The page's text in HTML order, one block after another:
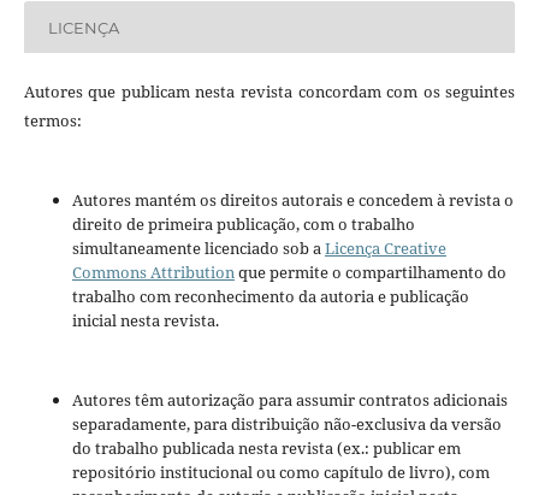
LICENÇA
Autores que publicam nesta revista concordam com os seguintes
termos:
Autores mantém os direitos autorais e concedem à revista o
direito de primeira publicação, com o trabalho
simultaneamente licenciado sob aLicença Creative
Commons Attributionque permite o compartilhamento do
trabalho com reconhecimento da autoria e publicação
inicial nesta revista.
Autores têm autorização para assumir contratos adicionais
separadamente, para distribuição não-exclusiva da versão
do trabalho publicada nesta revista (ex.: publicar em
repositório institucional ou como capítulo de livro), com